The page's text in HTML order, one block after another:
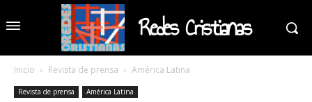
Redes Cristianas
Inicio Revista de prensa América Latina
Revista de prensa América Latina